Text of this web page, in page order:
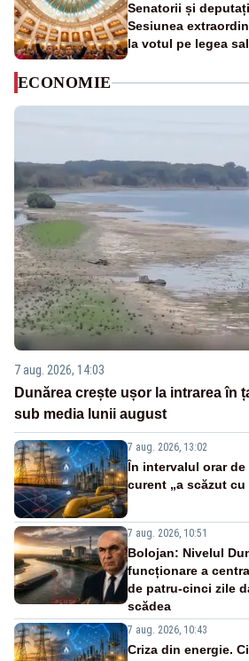
Senatorii și
Sesiunea
la votul pe legea
ECONOMIE
7 aug. 2026, 14:03
Dunărea crește ușor la intrarea în
sub media lunii august
7 aug. 2026, 13:02
În intervalul orar
curent „a scăzut cu
7 aug. 2026, 10:51
Bolojan: Nivelul
funcționare a
de patru-cinci zile
scădea
7 aug. 2026, 10:43
Criza din energie.